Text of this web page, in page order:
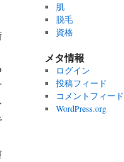
肌
脱毛
資格
メタ情報
ログイン
投稿フィード
コメントフィード
WordPress.org